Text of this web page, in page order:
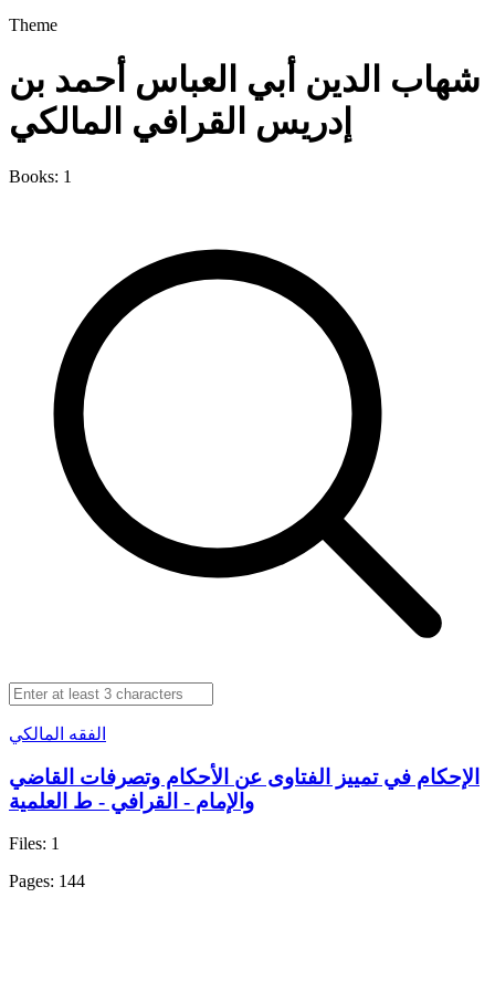
Theme
شهاب الدين أبي العباس أحمد بن
إدريس القرافي المالكي
Books: 1
الفقه المالكي
الإحكام في تمييز الفتاوى عن الأحكام وتصرفات القاضي
والإمام - القرافي - ط العلمية
Files: 1
Pages: 144